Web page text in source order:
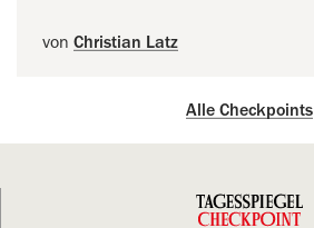
von Christian Latz
Alle Checkpoints